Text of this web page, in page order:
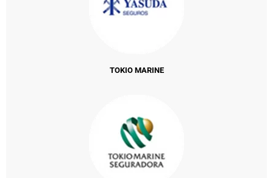
TOKIO MARINE